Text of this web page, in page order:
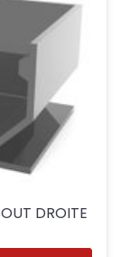
DROITE